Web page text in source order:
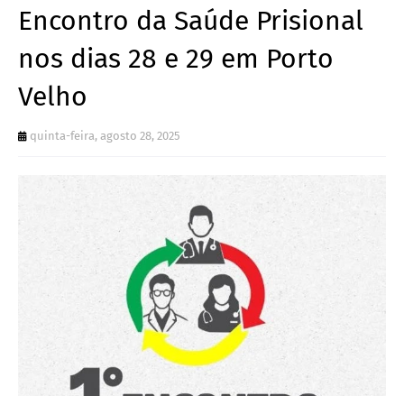
Encontro da Saúde Prisional
nos dias 28 e 29 em Porto
Velho
quinta-feira, agosto 28, 2025